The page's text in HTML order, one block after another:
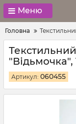
Меню
Головна
"Відьмочка",
Артикул: 060455